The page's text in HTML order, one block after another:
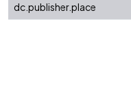
dc.publisher.place